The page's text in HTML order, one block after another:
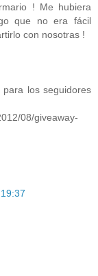
! Me hubiera
que no era fácil
con nosotras !
los seguidores
08/giveaway-